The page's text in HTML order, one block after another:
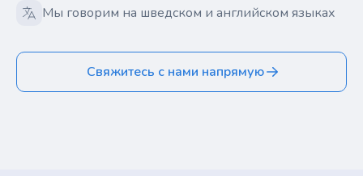
Мы говорим на шведском и английском языках
Свяжитесь с нами напрямую